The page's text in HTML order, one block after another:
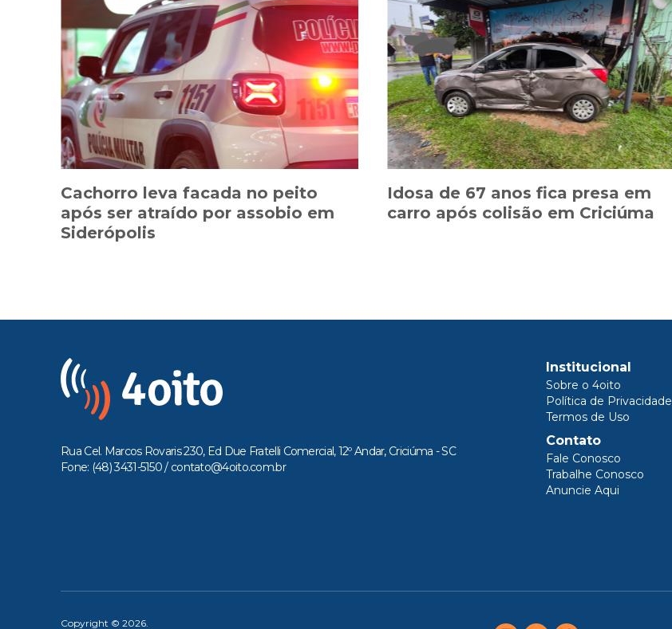
Cachorro leva facada no peito
após ser atraído por assobio em
Siderópolis
Idosa de 67 anos fica presa em
carro após colisão em Criciúma
Rua Cel. Marcos Rovaris 230, Ed Due Fratelli Comercial, 12º Andar, Criciúma - SC
Fone: (48) 3431-5150 / contato@4oito.com.br
Institucional
Sobre o 4oito
Política de Privacidade
Termos de Uso
Contato
Fale Conosco
Trabalhe Conosco
Anuncie Aqui
Copyright © 2026.